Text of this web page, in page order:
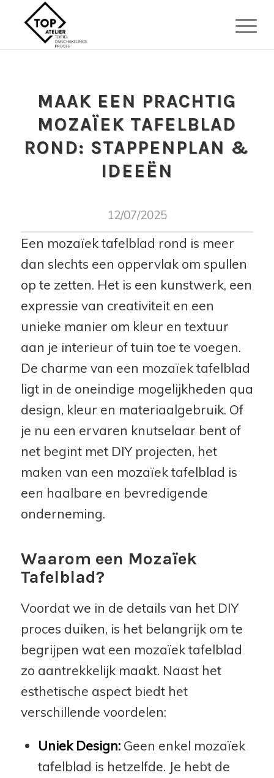
MAAK EEN PRACHTIG
MOZAÏEK TAFELBLAD
ROND: STAPPENPLAN &
IDEEËN
12/07/2025
Een mozaïek tafelblad rond is meer
dan slechts een oppervlak om spullen
op te zetten. Het is een kunstwerk, een
expressie van creativiteit en een
unieke manier om kleur en textuur
aan je interieur of tuin toe te voegen.
De charme van een mozaïek tafelblad
ligt in de oneindige mogelijkheden qua
design, kleur en materiaalgebruik. Of
je nu een ervaren knutselaar bent of
net begint met DIY projecten, het
maken van een mozaïek tafelblad is
een haalbare en bevredigende
onderneming.
Waarom een Mozaïek
Tafelblad?
Voordat we in de details van het DIY
proces duiken, is het belangrijk om te
begrijpen wat een mozaïek tafelblad
zo aantrekkelijk maakt. Naast het
esthetische aspect biedt het
verschillende voordelen:
Uniek Design:Geen enkel mozaïek
tafelblad is hetzelfde. Je hebt de